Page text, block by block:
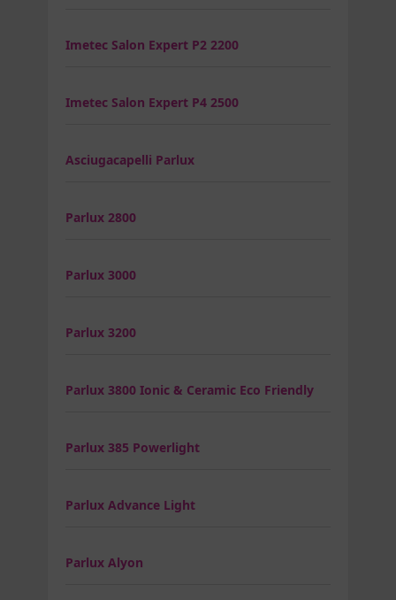
Imetec Salon Expert P2 2200
Imetec Salon Expert P4 2500
Asciugacapelli Parlux
Parlux 2800
Parlux 3000
Parlux 3200
Parlux 3800 Ionic & Ceramic Eco Friendly
Parlux 385 Powerlight
Parlux Advance Light
Parlux Alyon